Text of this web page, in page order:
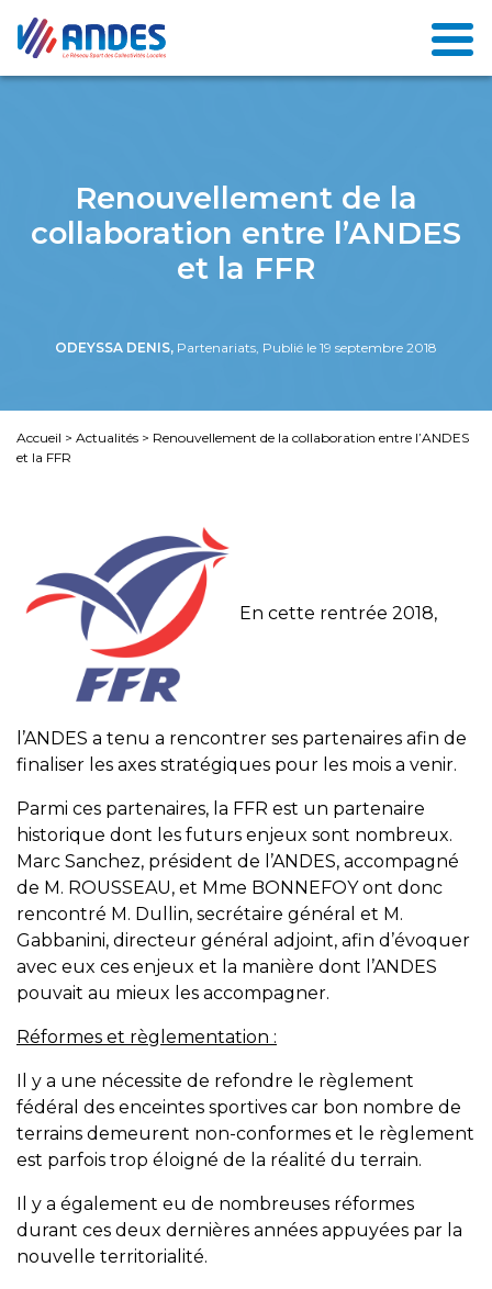
Renouvellement de la
collaboration entre l’ANDES
et la FFR
ODEYSSA DENIS, Partenariats, Publié le 19 septembre 2018
Accueil > Actualités > Renouvellement de la collaboration entre l’ANDES
et la FFR
En cette rentrée 2018,
l’ANDES a tenu a rencontrer ses partenaires afin de
finaliser les axes stratégiques pour les mois a venir.
Parmi ces partenaires, la FFR est un partenaire
historique dont les futurs enjeux sont nombreux.
Marc Sanchez, président de l’ANDES, accompagné
de M. ROUSSEAU, et Mme BONNEFOY ont donc
rencontré M. Dullin, secrétaire général et M.
Gabbanini, directeur général adjoint, afin d’évoquer
avec eux ces enjeux et la manière dont l’ANDES
pouvait au mieux les accompagner.
Réformes et règlementation :
Il y a une nécessite de refondre le règlement
fédéral des enceintes sportives car bon nombre de
terrains demeurent non-conformes et le règlement
est parfois trop éloigné de la réalité du terrain.
Il y a également eu de nombreuses réformes
durant ces deux dernières années appuyées par la
nouvelle territorialité.